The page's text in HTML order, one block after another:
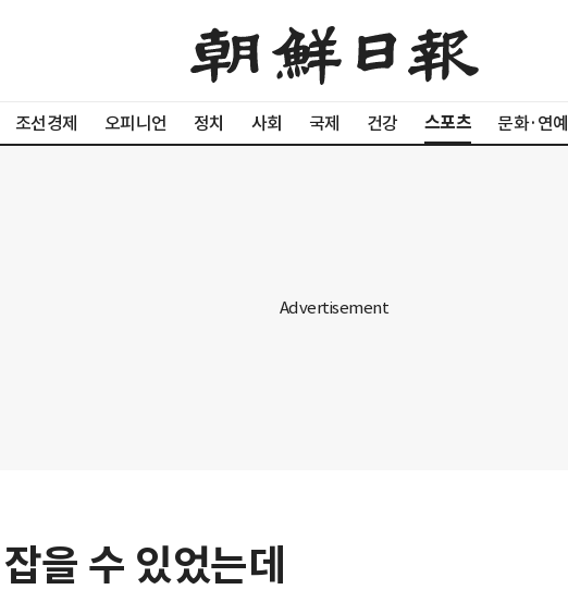
조선경제 오피니언 정치 사회 국제 건강 스포츠 문화·연예
을 수 있었는데